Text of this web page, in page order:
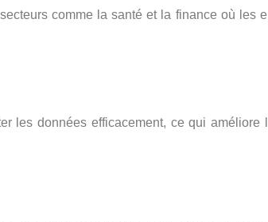
comme la santé et la finance où les
les données efficacement, ce qui améliore